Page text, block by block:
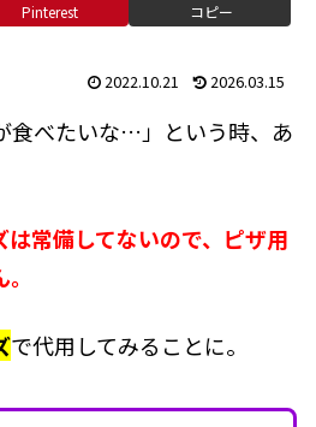
Pinterest コピー
2022.10.21 2026.03.15
食べたいな…」という時、あ
は常備してないので、ピザ用
で代用してみることに。